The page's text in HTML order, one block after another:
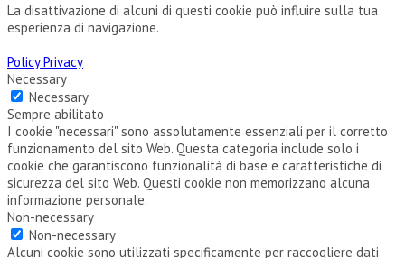
La disattivazione di alcuni di questi cookie può influire sulla tua
esperienza di navigazione.
Policy Privacy
Necessary
Necessary
Sempre abilitato
I cookie "necessari" sono assolutamente essenziali per il corretto
funzionamento del sito Web. Questa categoria include solo i
cookie che garantiscono funzionalità di base e caratteristiche di
sicurezza del sito Web. Questi cookie non memorizzano alcuna
informazione personale.
Non-necessary
Non-necessary
Alcuni cookie sono utilizzati specificamente per raccogliere dati